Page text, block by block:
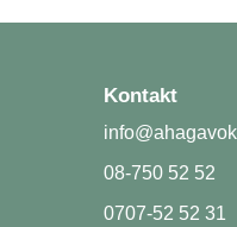
Kontakt
08-750 52 52
0707-52 52 31